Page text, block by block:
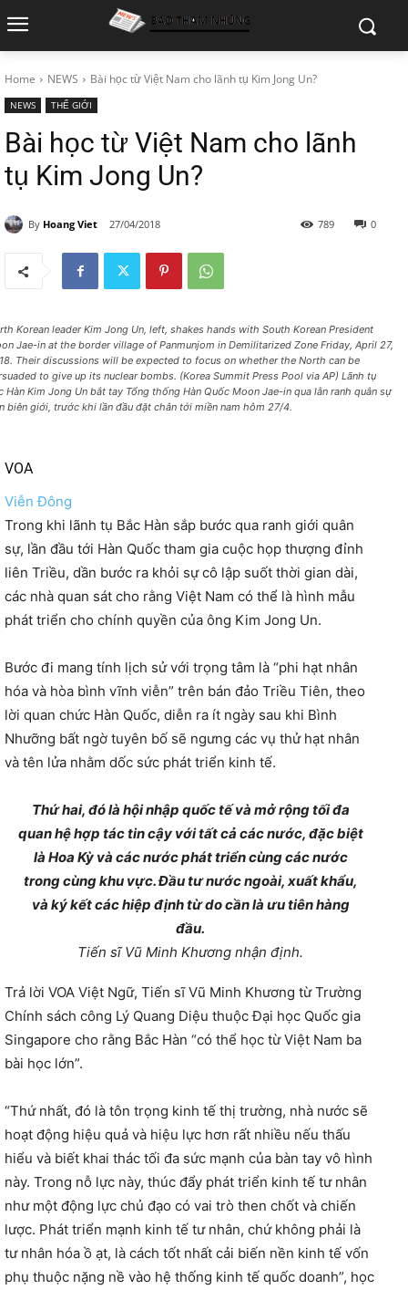
Home NEWS Bài học từ Việt Nam cho lãnh tụ Kim Jong Un?
NEWS THẾ GIỚI
Bài học từ Việt Nam cho lãnh
tụ Kim Jong Un?
By Hoang Viet 27/04/2018 0
789
Korean leader Kim Jong Un, left, shakes hands with South Korean President
Jae-in at the border village of Panmunjom in Demilitarized Zone Friday, April 27,
Their discussions will be expected to focus on whether the North can be
to give up its nuclear bombs. (Korea Summit Press Pool via AP) Lãnh tụ
Hàn Kim Jong Un bắt tay Tổng thống Hàn Quốc Moon Jae-in qua lằn ranh quân sự
biên giới, trước khi lần đầu đặt chân tới miền nam hôm 27/4.
VOA
Viễn Đông
Trong khi lãnh tụ Bắc Hàn sắp bước qua ranh giới quân
sự, lần đầu tới Hàn Quốc tham gia cuộc họp thượng đỉnh
liên Triều, dần bước ra khỏi sự cô lập suốt thời gian dài,
các nhà quan sát cho rằng Việt Nam có thể là hình mẫu
phát triển cho chính quyền của ông Kim Jong Un.
Bước đi mang tính lịch sử với trọng tâm là “phi hạt nhân
hóa và hòa bình vĩnh viễn” trên bán đảo Triều Tiên, theo
lời quan chức Hàn Quốc, diễn ra ít ngày sau khi Bình
Nhưỡng bất ngờ tuyên bố sẽ ngưng các vụ thử hạt nhân
và tên lửa nhằm dốc sức phát triển kinh tế.
Thứ hai, đó là hội nhập quốc tế và mở rộng tối đa
quan hệ hợp tác tin cậy với tất cả các nước, đặc biệt
là Hoa Kỳ và các nước phát triển cùng các nước
trong cùng khu vực. Đầu tư nước ngoài, xuất khẩu,
và ký kết các hiệp định từ do cần là ưu tiên hàng
đầu.
Tiến sĩ Vũ Minh Khương nhận định.
Trả lời VOA Việt Ngữ, Tiến sĩ Vũ Minh Khương từ Trường
Chính sách công Lý Quang Diệu thuộc Đại học Quốc gia
Singapore cho rằng Bắc Hàn “có thể học từ Việt Nam ba
bài học lớn”.
“Thứ nhất, đó là tôn trọng kinh tế thị trường, nhà nước sẽ
hoạt động hiệu quả và hiệu lực hơn rất nhiều nếu thấu
hiểu và biết khai thác tối đa sức mạnh của bàn tay vô hình
này. Trong nỗ lực này, thúc đẩy phát triển kinh tế tư nhân
như một động lực chủ đạo có vai trò then chốt và chiến
lược. Phát triển mạnh kinh tế tư nhân, chứ không phải là
tư nhân hóa ồ ạt, là cách tốt nhất cải biến nền kinh tế vốn
phụ thuộc nặng nề vào hệ thống kinh tế quốc doanh”, học